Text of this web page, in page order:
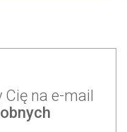
na e-mail